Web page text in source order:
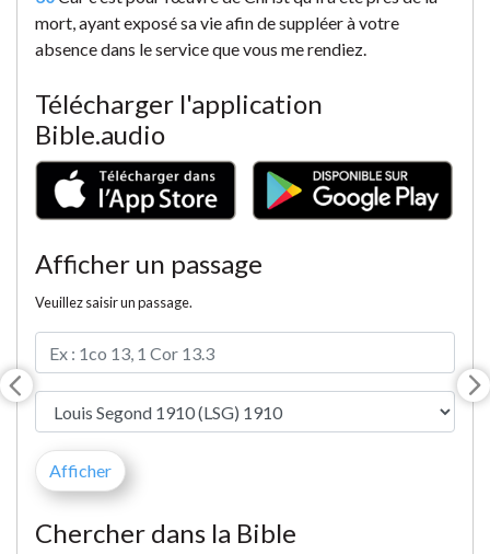
mort, ayant exposé sa vie afin de suppléer à votre
absence dans le service que vous me rendiez.
Télécharger l'application
Bible.audio
Afficher un passage
Veuillez saisir un passage.
Chercher dans la Bible